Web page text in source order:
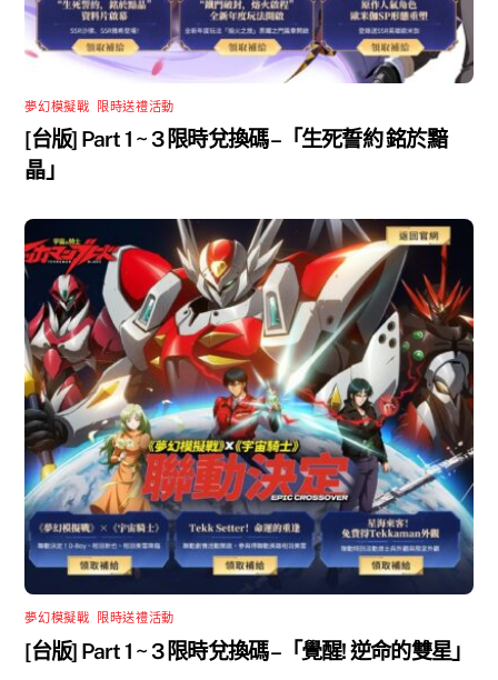
夢幻模擬戰 限時送禮活動
[台版] Part 1 ~ 3 限時兌換碼 –「生死誓約 銘於黯
晶」
夢幻模擬戰 限時送禮活動
[台版] Part 1 ~ 3 限時兌換碼 –「覺醒! 逆命的雙星」